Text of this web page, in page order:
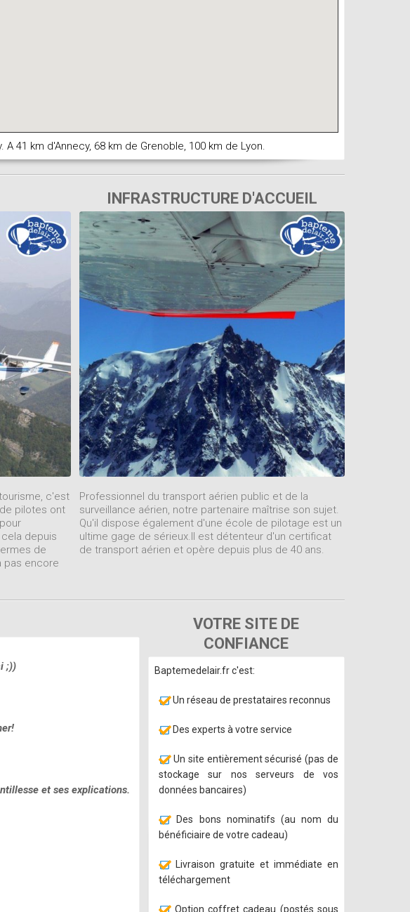
41 km d'Annecy, 68 km de Grenoble, 100 km de Lyon.
c'est
pilotes ont
depuis
de
pas encore
INFRASTRUCTURE D'ACCUEIL
Professionnel du transport aérien public et de la
surveillance aérien, notre partenaire maîtrise son sujet.
Qu'il dispose également d'une école de pilotage est un
ultime gage de sérieux.Il est détenteur d'un certificat
de transport aérien et opère depuis plus de 40 ans.
;))
et ses explications.
VOTRE SITE DE
CONFIANCE
Baptemedelair.fr c'est:
Un réseau de prestataires reconnus
Des experts à votre service
Un site entièrement sécurisé (pas de
stockage sur nos serveurs de vos
données bancaires)
Des bons nominatifs (au nom du
bénéficiaire de votre cadeau)
Livraison gratuite et immédiate en
téléchargement
Option coffret cadeau (postés sous